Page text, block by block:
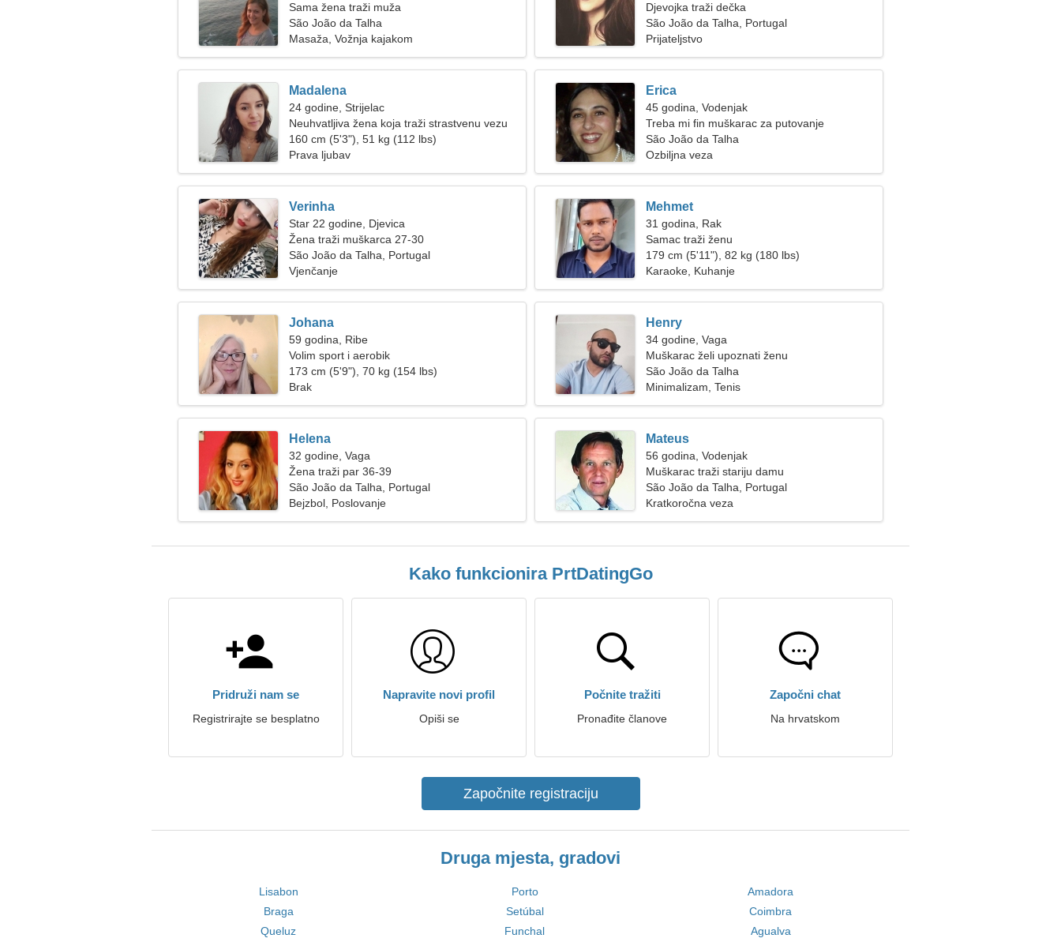
Sama žena traži muža
São João da Talha
Masaža, Vožnja kajakom
Djevojka traži dečka
São João da Talha, Portugal
Prijateljstvo
Madalena
24 godine, Strijelac
Neuhvatljiva žena koja traži strastvenu vezu
160 cm (5'3"), 51 kg (112 lbs)
Prava ljubav
Erica
45 godina, Vodenjak
Treba mi fin muškarac za putovanje
São João da Talha
Ozbiljna veza
Verinha
Star 22 godine, Djevica
Žena traži muškarca 27-30
São João da Talha, Portugal
Vjenčanje
Mehmet
31 godina, Rak
Samac traži ženu
179 cm (5'11"), 82 kg (180 lbs)
Karaoke, Kuhanje
Johana
59 godina, Ribe
Volim sport i aerobik
173 cm (5'9"), 70 kg (154 lbs)
Brak
Henry
34 godine, Vaga
Muškarac želi upoznati ženu
São João da Talha
Minimalizam, Tenis
Helena
32 godine, Vaga
Žena traži par 36-39
São João da Talha, Portugal
Bejzbol, Poslovanje
Mateus
56 godina, Vodenjak
Muškarac traži stariju damu
São João da Talha, Portugal
Kratkoročna veza
Kako funkcionira PrtDatingGo
Pridruži nam se
Registrirajte se besplatno
Napravite novi profil
Opiši se
Počnite tražiti
Pronađite članove
Započni chat
Na hrvatskom
Započnite registraciju
Druga mjesta, gradovi
Lisabon Porto
Amadora
Braga
Setúbal
Coimbra
Queluz
Funchal Agualva